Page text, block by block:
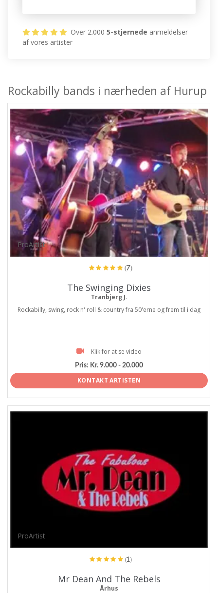
Over 2.0005-stjernede anmeldelser
af vores artister
Rockabilly bands i nærheden af Hurup
ProArtist
(7)
The Swinging Dixies
Tranbjerg J.
Rockabilly, swing, rock n' roll & country fra 50'erne og frem til i dag
Klik for at se video
Pris: Kr. 9.000 - 20.000
KONTAKT ARTISTEN
ProArtist
(1)
Mr Dean And The Rebels
Århus